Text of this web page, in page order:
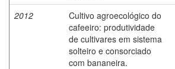
2012
Cultivo agroecológico do
cafeeiro: produtividade
de cultivares em sistema
solteiro e consorciado
com bananeira.